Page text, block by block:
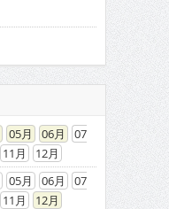
05 06
07
11
12
05 06
07
11
12